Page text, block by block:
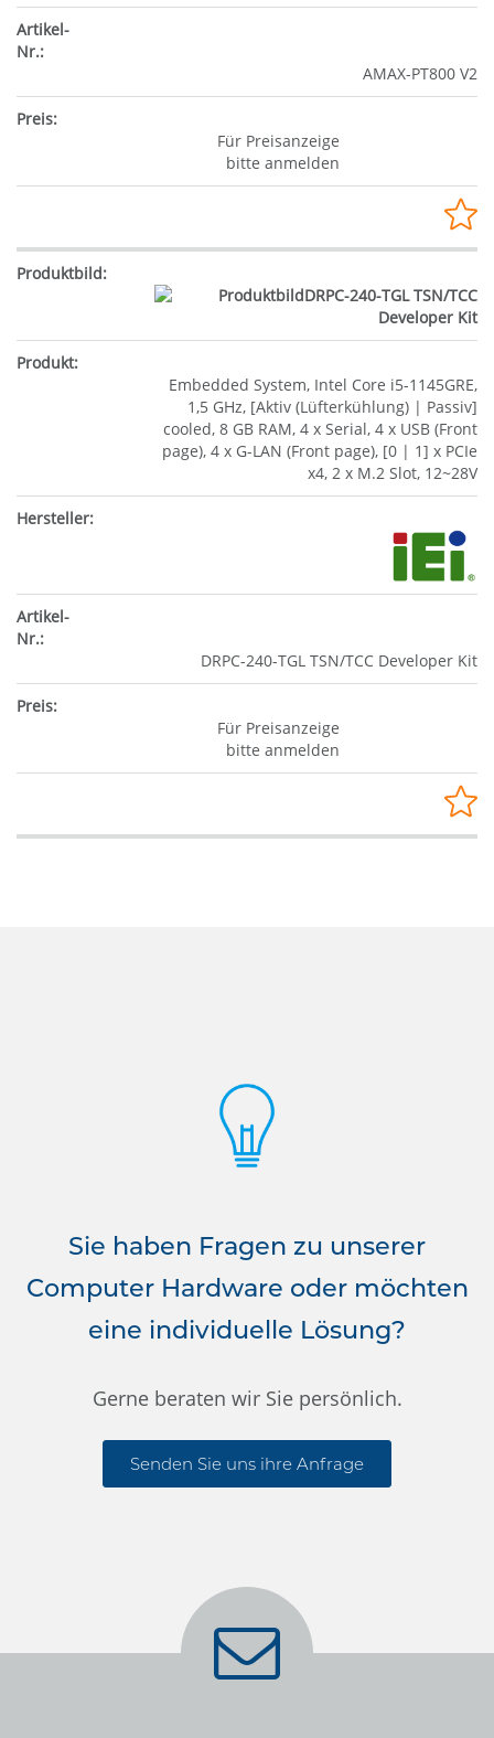
AMAX-PT800 V2
Für Preisanzeige
bitte anmelden
Embedded System, Intel Core i5-1145GRE,
1,5 GHz, [Aktiv (Lüfterkühlung) | Passiv]
cooled, 8 GB RAM, 4 x Serial, 4 x USB (Front
page), 4 x G-LAN (Front page), [0 | 1] x PCIe
x4, 2 x M.2 Slot, 12~28V
DRPC-240-TGL TSN/TCC Developer Kit
Für Preisanzeige
bitte anmelden
Sie haben Fragen zu unserer
Computer Hardware oder möchten
eine individuelle Lösung?
Gerne beraten wir Sie persönlich.
Senden Sie uns ihre Anfrage